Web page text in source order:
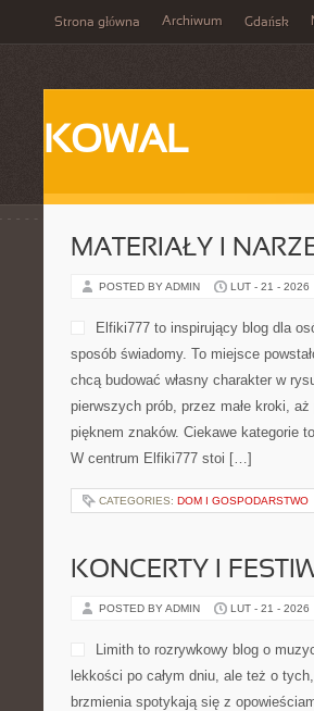
Strona główna Archiwum Gdańsk
KOWAL
MATERIAŁY I
POSTED BY ADMIN LUT - 21 - 2026
Elfiki777 to inspirujący blog dla
sposób świadomy. To miejsce
chcą budować własny charakter w
pierwszych prób, przez małe kroki,
pięknem znaków. Ciekawe kategorie
W centrum Elfiki777 stoi […]
CATEGORIES: DOM I GOSPODARSTWO
KONCERTY I
POSTED BY ADMIN LUT - 21 - 2026
Limith to rozrywkowy blog o
lekkości po całym dniu, ale też o
brzmienia spotykają się z